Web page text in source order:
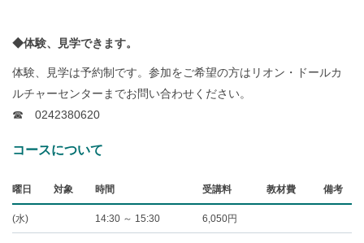
◆体験、見学できます。
体験、見学は予約制です。参加をご希望の方はリオン・ドールカ
ルチャーセンターまでお問い合わせください。
☎ 0242380620
コースについて
曜日 対象 時間 受講料 教材費 備考
(水) 14:30 ～ 15:30 6,050円